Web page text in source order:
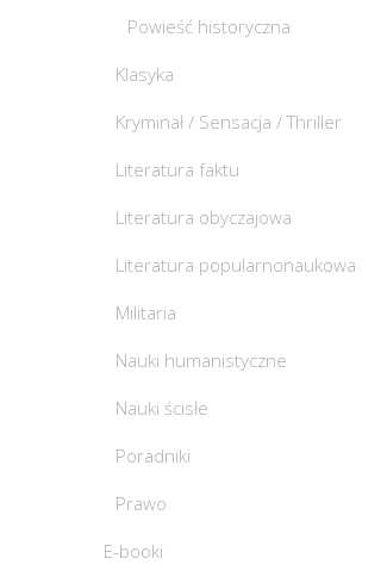
Powieść historyczna
Klasyka
Kryminał / Sensacja / Thriller
Literatura faktu
Literatura obyczajowa
Literatura popularnonaukowa
Militaria
Nauki humanistyczne
Nauki ścisłe
Poradniki
Prawo
E-booki